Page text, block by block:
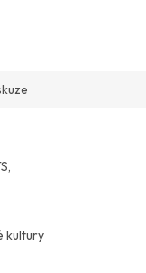
kultury